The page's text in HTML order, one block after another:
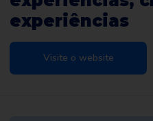
experiências
Visite o website